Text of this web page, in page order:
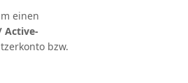
einen
Active-
bzw.